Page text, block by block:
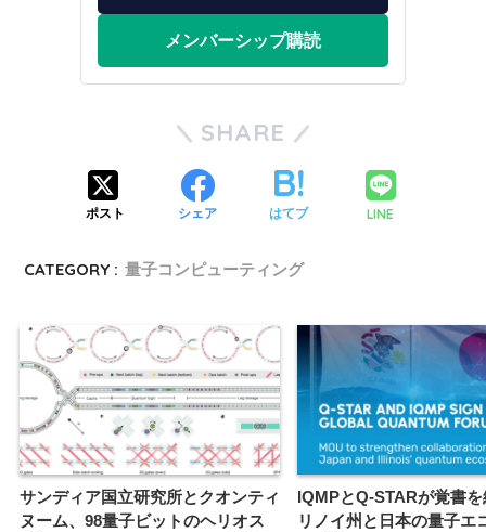
メンバーシップ購読
SHARE
ポスト シェア はてブ LINE
CATEGORY : 量子コンピューティング
サンディア国立研究所とクオンティ
ヌーム、98量子ビットのヘリオス
IQMPとQ-STARが覚書
リノイ州と日本の量子エ